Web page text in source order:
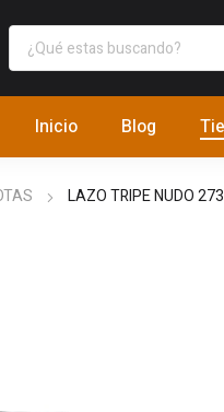
Inicio Blog
LAZO TRIPE NUDO 273